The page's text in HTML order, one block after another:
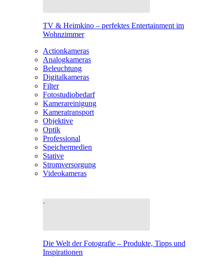
TV & Heimkino – perfektes Entertainment im
Wohnzimmer
Actionkameras
Analogkameras
Beleuchtung
Digitalkameras
Filter
Fotostudiobedarf
Kamerareinigung
Kameratransport
Objektive
Optik
Professional
Speichermedien
Stative
Stromversorgung
Videokameras
Die Welt der Fotografie – Produkte, Tipps und
Inspirationen